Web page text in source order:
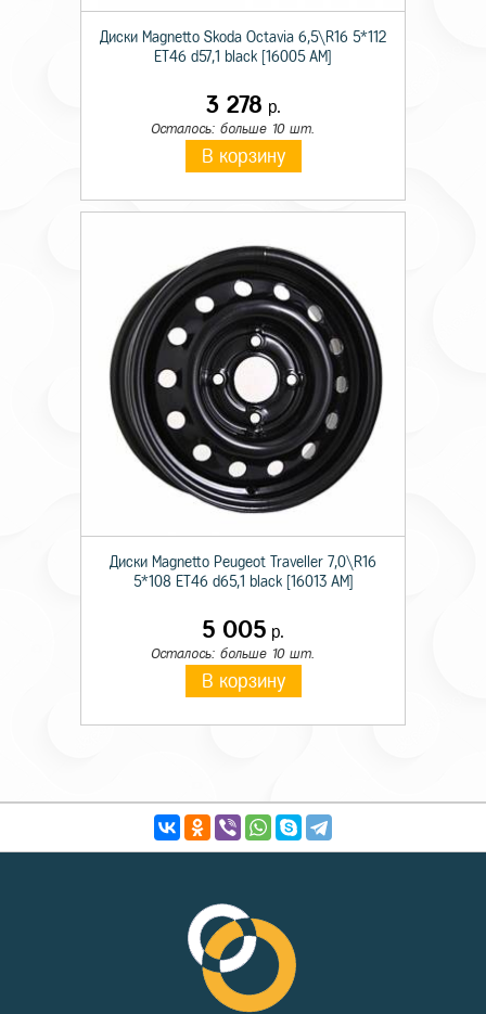
Диски Magnetto Skoda Octavia 6,5\R16 5*112
ET46 d57,1 black [16005 AM]
3 278 р.
Осталось: больше 10 шт.
В корзину
Диски Magnetto Peugeot Traveller 7,0\R16
5*108 ET46 d65,1 black [16013 AM]
5 005 р.
Осталось: больше 10 шт.
В корзину